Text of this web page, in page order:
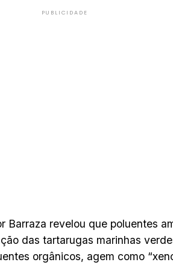
PUBLICIDADE
Barraza revelou que poluentes
das tartarugas marinhas
orgânicos, agem como